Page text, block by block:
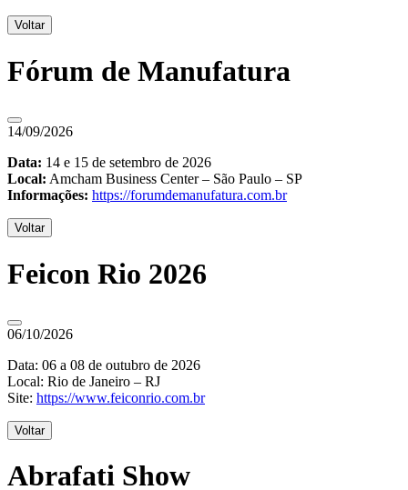
Voltar
Fórum de Manufatura
14/09/2026
Data: 14 e 15 de setembro de 2026
Local: Amcham Business Center – São Paulo – SP
Informações: https://forumdemanufatura.com.br
Voltar
Feicon Rio 2026
06/10/2026
Data: 06 a 08 de outubro de 2026
Local: Rio de Janeiro – RJ
Site: https://www.feiconrio.com.br
Voltar
Abrafati Show